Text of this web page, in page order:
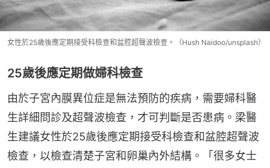
女性於25歲後應定期接受科檢查和盆腔超聲波檢查。（Hush Naidoo/unsplash）
25歲後應定期做婦科檢查
由於子宮內膜異位症是無法預防的疾病，需要婦科醫
生詳細問診及超聲波檢查，才可判斷是否患病。梁醫
生建議女性於25歲後應定期接受科檢查和盆腔超聲波
檢查，以檢查清楚子宮和卵巢內外結構。「很多女士